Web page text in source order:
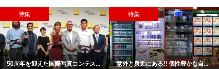
特集
50周年を迎えた国際写真コンテス...
特集
意外と身近にある!! 個性豊かな自...